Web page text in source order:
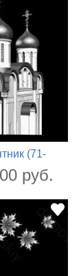
(71-
руб.